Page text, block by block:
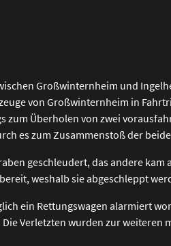
Großwinternheim und
von Großwinternheim in
Überholen von zwei
es zum Zusammenstoß der
geschleudert, das andere kam
weshalb sie abgeschleppt
ein Rettungswagen alarmiert
Verletzten wurden zur weiteren